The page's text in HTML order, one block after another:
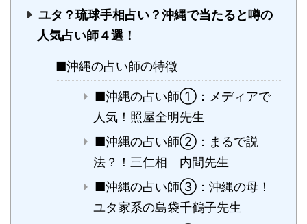
ユタ？琉球手相占い？沖縄で当たると噂の
人気占い師４選！
■沖縄の占い師の特徴
■沖縄の占い師①：メディアで
人気！照屋全明先生
■沖縄の占い師②：まるで説
法？！三仁相 内間先生
■沖縄の占い師③：沖縄の母！
ユタ家系の島袋千鶴子先生